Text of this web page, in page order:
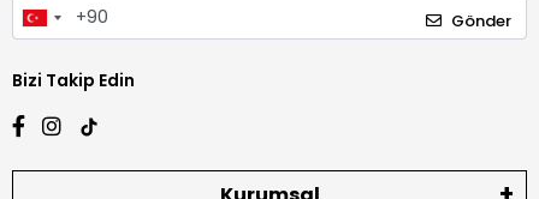
Gönder
Bizi Takip Edin